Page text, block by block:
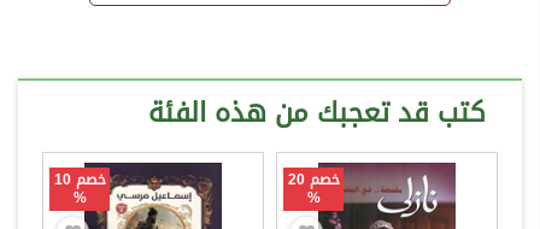
كتب قد تعجبك من هذه الفئة
خصم 20
%
خصم 10
%